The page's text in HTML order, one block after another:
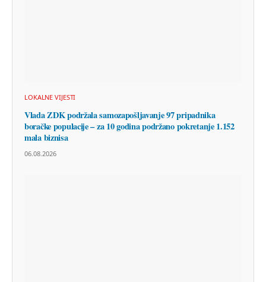
LOKALNE VIJESTI
Vlada ZDK podržala samozapošljavanje 97 pripadnika
boračke populacije – za 10 godina podržano pokretanje 1.152
mala biznisa
06.08.2026